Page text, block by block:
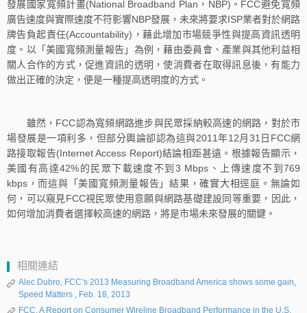
發展國家寬頻計畫(National Broadband Plan，NBP)。FCC避免寬頻
廣告速度與實際速度不符影響NBP發展，未來將要求ISP業者對於網路
牌告負起責任(Accountability)，藉此增加市場競爭性與提高資訊透明
度。以「美國寬頻測量報告」為例，藉由委員會、產業與其他利益相
關人合作的方式，促進資訊的透明，使消費者在取得訊息後，有能力
做出正確的決定，便是一種提高透明度的方式。
雖然，FCC認為寬頻網路進步與民眾採納較高速的網路，對於市
場發展是一項利多，但部分輿論卻認為這與2011年12月31日FCC網
路接取報告(Internet Access Report)結論相距甚遠。根據報告顯示，
美國有高達42%的民眾下載速度不到3 Mbps、上傳速度不到769
kbps，而這與「美國寬頻測量報告」結果，確實大相逕庭。無論如
何，可以窺見FCC視民眾使用意願與網路基礎建設同等重要，因此，
如何增加消費者選擇較高速的網路，將是市場未來發展的關鍵。
相關連結
Alec Dubro, FCC’s 2013 Measuring Broadband America shows some gain,
Speed Matters , Feb. 18, 2013
FCC, A Report on Consumer Wireline Broadband Performance in the U.S.